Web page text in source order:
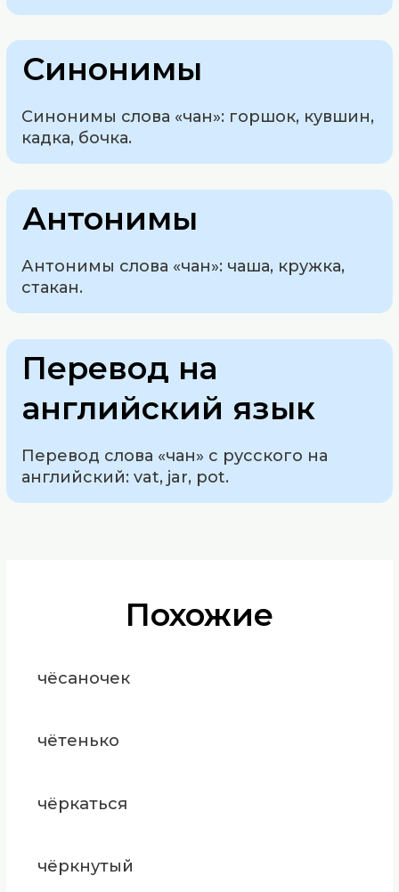
Синонимы
Синонимы слова «чан»: горшок, кувшин,
кадка, бочка.
Антонимы
Антонимы слова «чан»: чаша, кружка,
стакан.
Перевод на
английский язык
Перевод слова «чан» с русского на
английский: vat, jar, pot.
Похожие
чёсаночек
чётенько
чёркаться
чёркнутый